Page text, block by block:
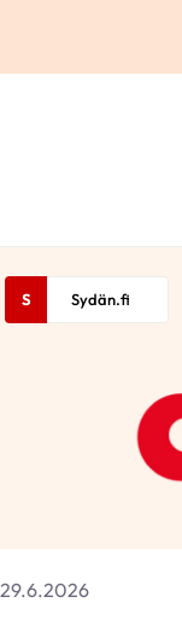
S Sydän.fi
29.6.2026